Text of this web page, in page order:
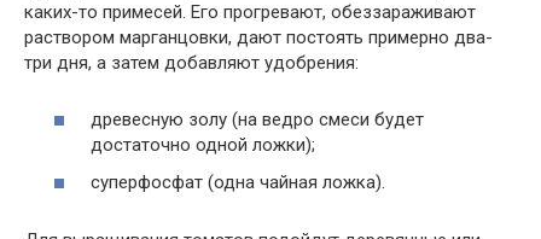
каких-то примесей. Его прогревают, обеззараживают
раствором марганцовки, дают постоять примерно два-
три дня, а затем добавляют удобрения:
древесную золу (на ведро смеси будет
достаточно одной ложки);
суперфосфат (одна чайная ложка).